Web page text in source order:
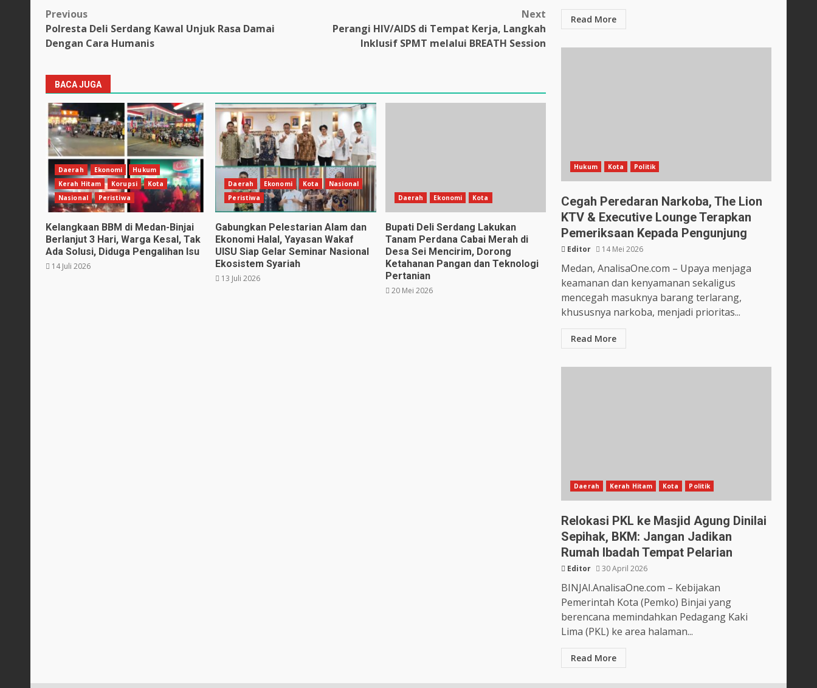
Post
navigation
Previous
Polresta Deli Serdang Kawal Unjuk Rasa Damai
Dengan Cara Humanis
Next
Perangi HIV/AIDS di Tempat Kerja, Langkah
Inklusif SPMT melalui BREATH Session
BACA JUGA
Daerah Ekonomi
Hukum
Kerah Hitam
Korupsi
Kota
Nasional
Peristiwa
Kelangkaan BBM di Medan-Binjai
Berlanjut 3 Hari, Warga Kesal, Tak
Ada Solusi, Diduga Pengalihan Isu
14 Juli 2026
Daerah Ekonomi Kota
Nasional
Peristiwa
Gabungkan Pelestarian Alam dan
Ekonomi Halal, Yayasan Wakaf
UISU Siap Gelar Seminar Nasional
Ekosistem Syariah
13 Juli 2026
Daerah Ekonomi Kota
Bupati Deli Serdang Lakukan
Tanam Perdana Cabai Merah di
Desa Sei Mencirim, Dorong
Ketahanan Pangan dan Teknologi
Pertanian
20 Mei 2026
Read More
Hukum Kota Politik
Cegah Peredaran Narkoba, The Lion
KTV & Executive Lounge Terapkan
Pemeriksaan Kepada Pengunjung
Editor 14 Mei 2026
Medan, AnalisaOne.com – Upaya menjaga
keamanan dan kenyamanan sekaligus
mencegah masuknya barang terlarang,
khususnya narkoba, menjadi prioritas...
Read More
Daerah Kerah Hitam Kota Politik
Relokasi PKL ke Masjid Agung Dinilai
Sepihak, BKM: Jangan Jadikan
Rumah Ibadah Tempat Pelarian
Editor 30 April 2026
BINJAI.AnalisaOne.com – Kebijakan
Pemerintah Kota (Pemko) Binjai yang
berencana memindahkan Pedagang Kaki
Lima (PKL) ke area halaman...
Read More